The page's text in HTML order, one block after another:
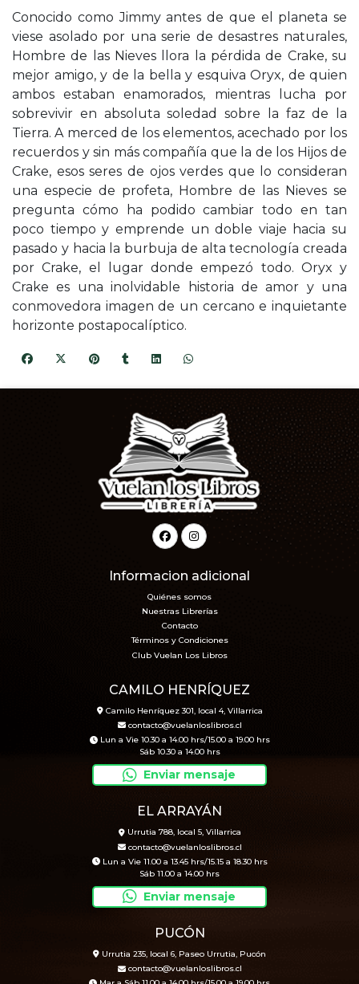
Conocido como Jimmy antes de que el planeta se
viese asolado por una serie de desastres naturales,
Hombre de las Nieves llora la pérdida de Crake, su
mejor amigo, y de la bella y esquiva Oryx, de quien
ambos estaban enamorados, mientras lucha por
sobrevivir en absoluta soledad sobre la faz de la
Tierra. A merced de los elementos, acechado por los
recuerdos y sin más compañía que la de los Hijos de
Crake, esos seres de ojos verdes que lo consideran
una especie de profeta, Hombre de las Nieves se
pregunta cómo ha podido cambiar todo en tan
poco tiempo y emprende un doble viaje hacia su
pasado y hacia la burbuja de alta tecnología creada
por Crake, el lugar donde empezó todo. Oryx y
Crake es una inolvidable historia de amor y una
conmovedora imagen de un cercano e inquietante
horizonte postapocalíptico.
Informacion adicional
Quiénes somos
Nuestras Librerías
Contacto
Términos y Condiciones
Club Vuelan Los Libros
CAMILO HENRÍQUEZ
Camilo Henríquez 301, local 4, Villarrica
contacto@vuelanloslibros.cl
Lun a Vie 10.30 a 14.00 hrs/15.00 a 19.00 hrs
Sáb 10.30 a 14.00 hrs
Enviar mensaje
EL ARRAYÁN
Urrutia 788, local 5, Villarrica
contacto@vuelanloslibros.cl
Lun a Vie 11.00 a 13.45 hrs/15.15 a 18.30 hrs
Sáb 11.00 a 14.00 hrs
Enviar mensaje
PUCÓN
Urrutia 235, local 6, Paseo Urrutia, Pucón
contacto@vuelanloslibros.cl